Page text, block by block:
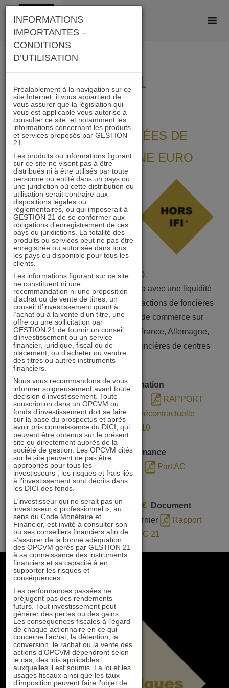
Skip
content
OCC 21
FONCIÈRES COTÉES DE
COMMERCES ZONE EURO
OCC
un
fonds
professionnel à vocation
générale (FPVG).
FIA immobilier coté de la zone euro avec une liquidité
hebdomadaire, il investit dans des actions de foncières
cotées qui possèdent des actifs de commerce sur
plusieurs zones géographiques (France, Allemagne,
Pays- Bas…), en privilégiant les foncières de centres
commerciaux.
Documents d’information
DIC
PROSPECTUS
RAPPORT
ANNUEL
Annexe SFDR précontractuelle
SFDR Article 10
Scénarios de performance
Part IC
Part ID
Part AC
Part AD
Actif net au 31/07/26 : 9,5 M€ Document
commercial :cf. page 43 du dernier
Rapport
IMMOBILIER 21/OCC 21
INFORMATIONS
IMPORTANTES –
CONDITIONS
D’UTILISATION
Préalablement à la navigation sur ce
site Internet, il vous appartient de
vous assurer que la législation qui
vous est applicable vous autorise à
consulter ce site, et notamment les
informations concernant les produits
et services proposés par GESTION
21.
Les produits ou informations figurant
sur ce site ne visent pas à être
distribués ni à être utilisés par toute
personne ou entité dans un pays ou
une juridiction où cette distribution ou
utilisation serait contraire aux
dispositions légales ou
réglementaires, ou qui imposerait à
GESTION 21 de se conformer aux
obligations d’enregistrement de ces
pays ou juridictions. La totalité des
produits ou services peut ne pas être
enregistrée ou autorisée dans tous
les pays ou disponible pour tous les
clients.
Les informations figurant sur ce site
ne constituent ni une
recommandation ni une proposition
d’achat ou de vente de titres, un
conseil d’investissement quant à
l’achat ou à la vente d’un titre, une
offre ou une sollicitation par
GESTION 21 de fournir un conseil
d’investissement ou un service
financier, juridique, fiscal ou de
placement, ou d’acheter ou vendre
des titres ou autres instruments
financiers.
Nous vous recommandons de vous
informer soigneusement avant toute
décision d’investissement. Toute
souscription dans un OPCVM ou
fonds d’investissement doit se faire
sur la base du prospectus et après
avoir pris connaissance du DICI, qui
peuvent être obtenus sur le présent
site ou directement auprès de la
société de gestion. Les OPCVM cités
sur le site peuvent ne pas être
appropriés pour tous les
investisseurs ; les risques et frais liés
à l’investissement sont décrits dans
les DICI des fonds.
L’investisseur qui ne serait pas un
investisseur « professionnel », au
sens du Code Monétaire et
Financier, est invité à consulter son
ou ses conseillers financiers afin de
s’assurer de la bonne adéquation
des OPCVM gérés par GESTION 21
à sa connaissance des instruments
financiers et sa capacité à en
supporter les risques et
conséquences.
Les performances passées ne
préjugent pas des rendements
futurs. Tout investissement peut
générer des pertes ou des gains.
Les conséquences fiscales à l’égard
de chaque actionnaire en ce qui
concerne l’achat, la détention, la
conversion, le rachat ou la vente des
actions d’OPCVM dépendront selon
le cas, des lois applicables
auxquelles il est soumis. La loi et les
usages fiscaux ainsi que les taux
d’imposition peuvent faire l’objet de